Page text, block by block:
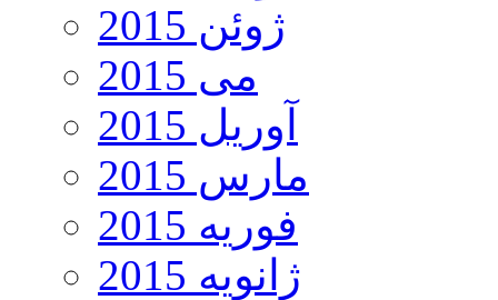
ژوئن 2015
می 2015
آوریل 2015
مارس 2015
فوریه 2015
ژانویه 2015